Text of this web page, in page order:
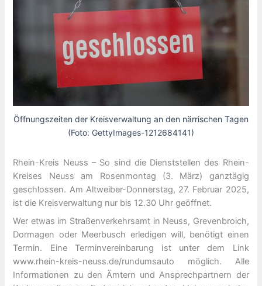
Öffnungszeiten der Kreisverwaltung an den närrischen Tagen
(Foto: GettyImages-1212684141)
Rhein-Kreis Neuss – So sind die Dienststellen des Rhein-
Kreises Neuss am Rosenmontag (3. März) ganztägig
geschlossen. Am Altweiber-Donnerstag, 27. Februar 2025,
ist die Kreisverwaltung nur bis 12.30 Uhr geöffnet.
Wer etwas im Straßenverkehrsamt in Neuss, Grevenbroich,
Dormagen oder Meerbusch erledigen will, benötigt einen
Termin. Eine Terminvereinbarung ist unter dem Link
www.rhein-kreis-neuss.de/rundumsauto möglich. Alle
Informationen zu den Ämtern und Ansprechpartnern der